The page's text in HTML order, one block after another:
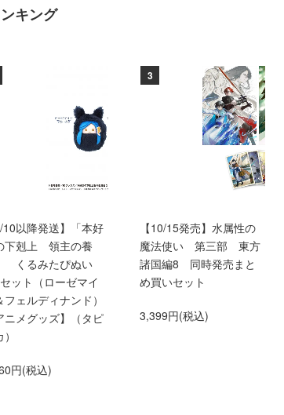
キング
10以降発送】「本好
下剋上 領主の養
くるみたぴぬい
ット（ローゼマイ
フェルディナンド）
ニメグッズ】（タピ
円(税込)
3
【10/15発売】水属性の
魔法使い 第三部 東方
諸国編8 同時発売まと
め買いセット
3,399円(税込)